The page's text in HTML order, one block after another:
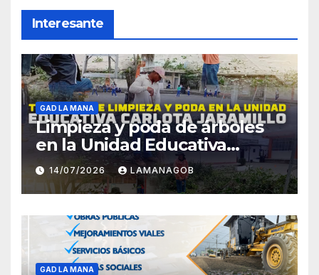
Interesante
GAD LA MANA
Limpieza y poda de árboles
en la Unidad Educativa
Carlota Jaramillo
14/07/2026 LAMANAGOB
GAD LA MANA